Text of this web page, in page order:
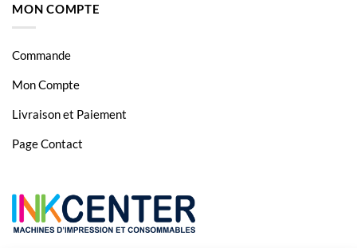
Epson Ecotank L550
Epson Ecotank ET2500
Epson Ecotank ET2600
Epson Ecotank ET2650
Epson Ecotank ET3600
Epson Ecotank ET4550
MON COMPTE
Commande
Mon Compte
Livraison et Paiement
Page Contact